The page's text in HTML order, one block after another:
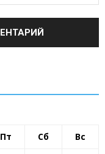
Пт Сб Вс